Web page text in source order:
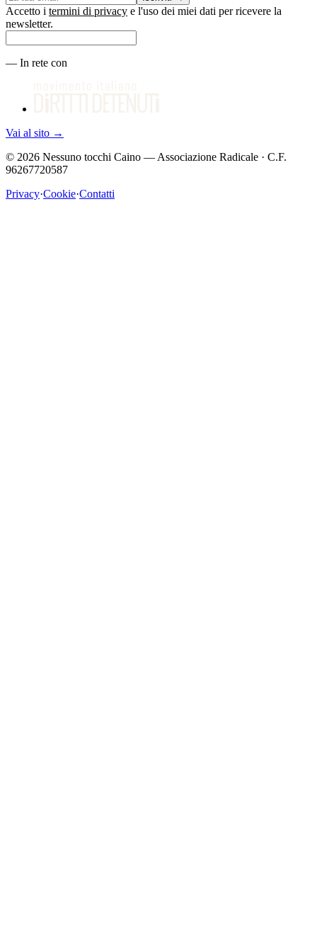
Accetto i termini di privacy e l'uso dei miei dati per ricevere la
newsletter.
— In rete con
Vai al sito →
© 2026 Nessuno tocchi Caino — Associazione Radicale · C.F.
96267720587
Privacy·Cookie·Contatti